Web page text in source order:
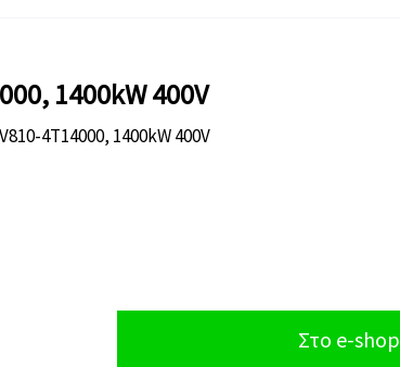
1400kW 400V
4T14000, 1400kW 400V
Στο e-shop